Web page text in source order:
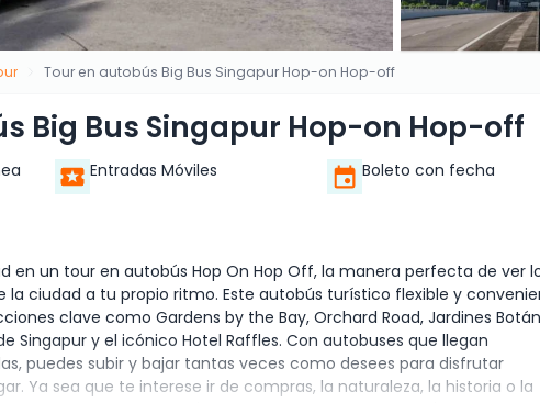
Tour en autobús Big Bus Singapur Hop-on Hop-off
Big Bus Singapur Hop-on Hop-off
Entradas Móviles Boleto con fecha
en un tour en autobús Hop On Hop Off, la manera perfecta de ver
la ciudad a tu propio ritmo. Este autobús turístico flexible y
clave como Gardens by the Bay, Orchard Road, Jardines
Singapur y el icónico Hotel Raffles. Con autobuses que llegan
puedes subir y bajar tantas veces como desees para disfrutar
Ya sea que te interese ir de compras, la naturaleza, la historia o la